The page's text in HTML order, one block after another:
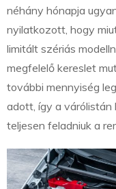
néhány hónapja
nyilatkozott, hogy
limitált szériás
megfelelő kereslet
további mennyiség
adott, így a várólistán
teljesen feladniuk a